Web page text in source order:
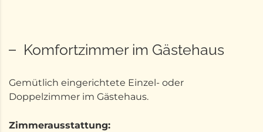
Komfortzimmer im Gästehaus
Gemütlich eingerichtete Einzel- oder
Doppelzimmer im Gästehaus.
Zimmerausstattung: